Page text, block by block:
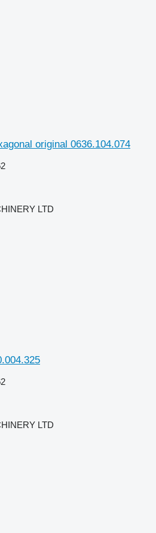
original 0636.104.074
LTD
LTD